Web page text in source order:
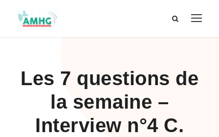
Les 7 questions de
la semaine –
Interview n°4 C.